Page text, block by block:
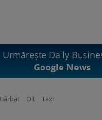
Urmărește Daily
Google News
Bărbat Olt Taxi